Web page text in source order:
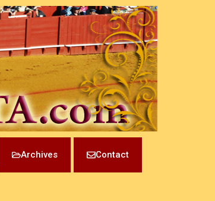
Archives Contact